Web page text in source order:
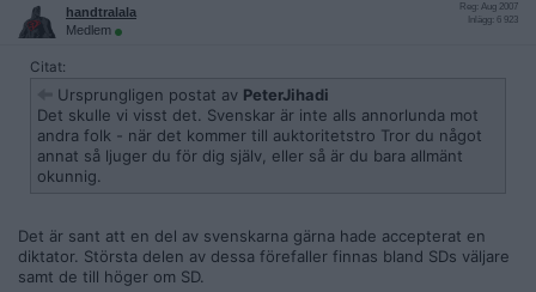
handtralala
Medlem
Reg: Aug 2007
Inlägg: 6 923
Citat:
Ursprungligen postat av PeterJihadi
Det skulle vi visst det. Svenskar är inte alls annorlunda mot
andra folk - när det kommer till auktoritetstro Tror du något
annat så ljuger du för dig själv, eller så är du bara allmänt
okunnig.
Det är sant att en del av svenskarna gärna hade accepterat en
diktator. Största delen av dessa förefaller finnas bland SDs väljare
samt de till höger om SD.